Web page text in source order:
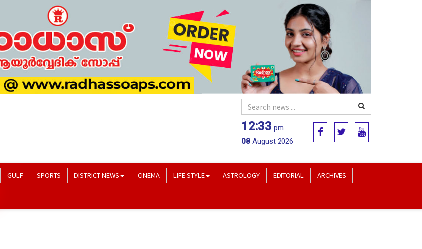
12:33 pm
08August 2026
GULF SPORTS DISTRICT NEWS CINEMA LIFE STYLE ASTROLOGY EDITORIAL
ARCHIVES